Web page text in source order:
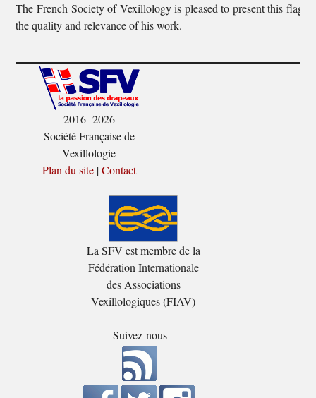
The French Society of Vexillology is pleased to present this flag
the quality and relevance of his work.
2016- 2026
Société Française de
Vexillologie
Plan du site|Contact
La SFV est membre de la
Fédération Internationale
des Associations
Vexillologiques (FIAV)
Suivez-nous